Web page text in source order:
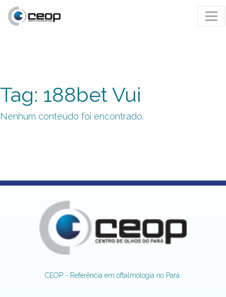
Tag: 188bet Vui
Nenhum conteúdo foi encontrado.
CEOP - Referência em oftalmologia no Pará.